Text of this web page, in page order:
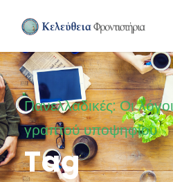
Πανελλαδικές: Οι
γραπτού υποψηφίου
Tag